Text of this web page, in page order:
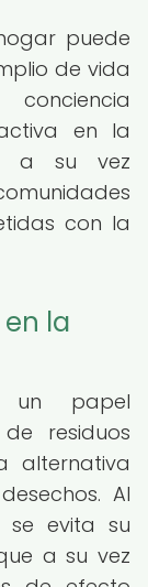
puede
de vida
en la
a su vez
con la
la
un papel
residuos
alternativa
Al
se evita su
a su vez